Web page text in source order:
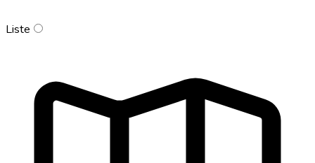
Liste